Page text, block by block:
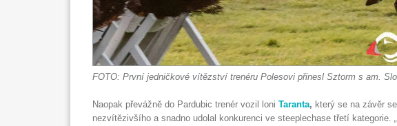
FOTO: První jedničkové vítězství trenéru Polesovi přinesl Sztorm s am.
Naopak převážně do Pardubic trenér vozil loni Taranta, který se na závěr
nezvítězivšího a snadno udolal konkurenci ve steeplechase třetí kategorie.